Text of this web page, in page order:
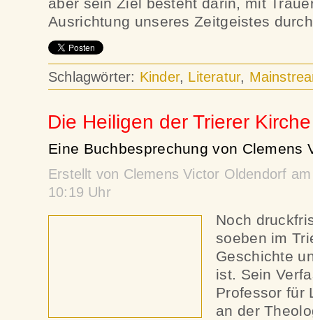
Ausrichtung unseres Zeitgeistes
Schlagwörter: Kinder, Literatur,
Die Heiligen der Trierer
Eine Buchbesprechung von Clemens
Erstellt von Clemens Victor Oldendorf
10:19 Uhr
Noch
soeben im
Geschichte
ist. Sein
Professor für
an der